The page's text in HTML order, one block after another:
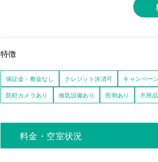
特徴
保証金・敷金なし クレジット決済可 キャンペーン
防犯カメラあり
換気設備あり 照明あり 不用
料金・空室状況